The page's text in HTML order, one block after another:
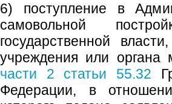
6) поступление в
самовольной
государственной
учреждения или органа
части 2 статьи 55.32
Федерации, в